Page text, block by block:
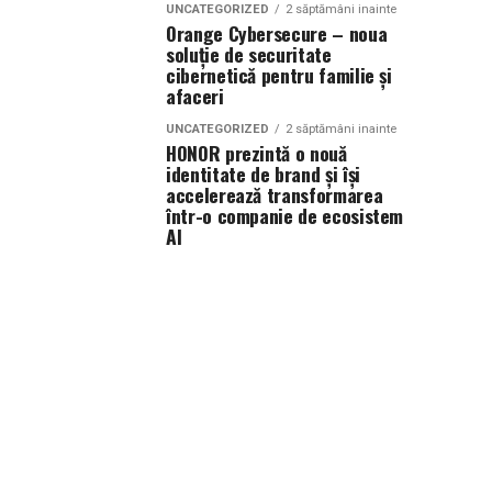
UNCATEGORIZED 2 săptămâni inainte
Orange Cybersecure – noua
soluție de securitate
cibernetică pentru familie și
afaceri
UNCATEGORIZED 2 săptămâni inainte
HONOR prezintă o nouă
identitate de brand și își
accelerează transformarea
într-o companie de ecosistem
AI